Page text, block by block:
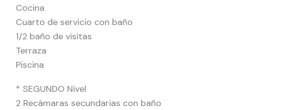
Cocina
Cuarto de servicio con baño
1/2 baño de visitas
Terraza
Piscina
* SEGUNDO Nivel
2 Recámaras secundarias con baño